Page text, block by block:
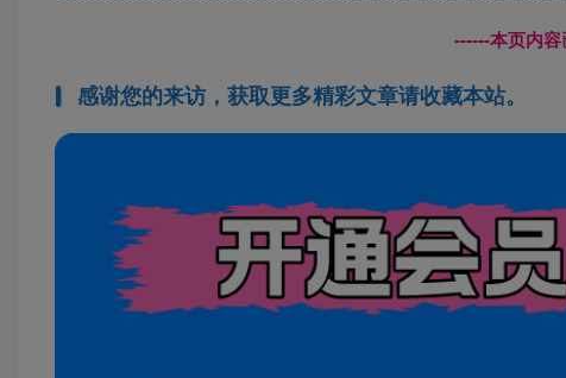
------本页内
感谢您的来访，获取更多精彩文章请收藏本站。